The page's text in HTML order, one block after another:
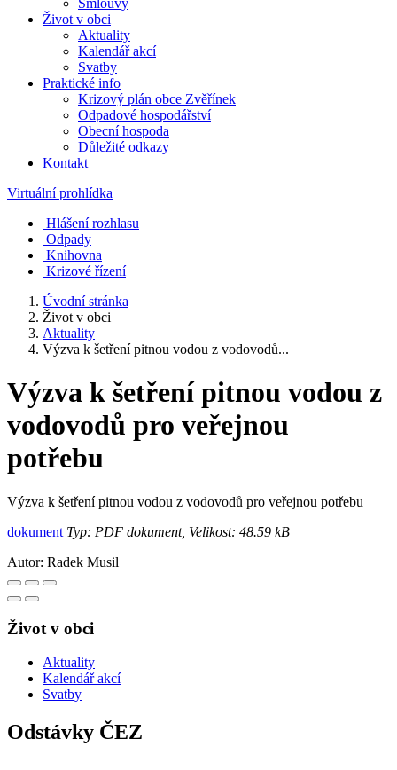
Smlouvy
Život v obci
Aktuality
Kalendář akcí
Svatby
Praktické info
Krizový plán obce Zvěřínek
Odpadové hospodářství
Obecní hospoda
Důležité odkazy
Kontakt
Virtuální prohlídka
Hlášení rozhlasu
Odpady
Knihovna
Krizové řízení
Úvodní stránka
Život v obci
Aktuality
Výzva k šetření pitnou vodou z vodovodů...
Výzva k šetření pitnou vodou z
vodovodů pro veřejnou
potřebu
Výzva k šetření pitnou vodou z vodovodů pro veřejnou potřebu
dokument Typ: PDF dokument, Velikost: 48.59 kB
Autor: Radek Musil
Život v obci
Aktuality
Kalendář akcí
Svatby
Odstávky ČEZ